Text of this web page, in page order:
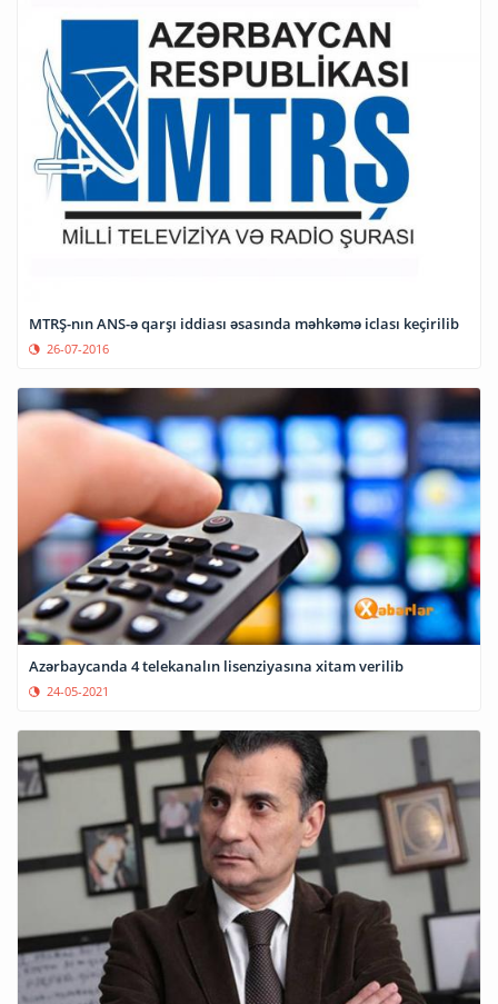
MTRŞ-nın ANS-ə qarşı iddiası əsasında məhkəmə iclası keçirilib
26-07-2016
Azərbaycanda 4 telekanalın lisenziyasına xitam verilib
24-05-2021